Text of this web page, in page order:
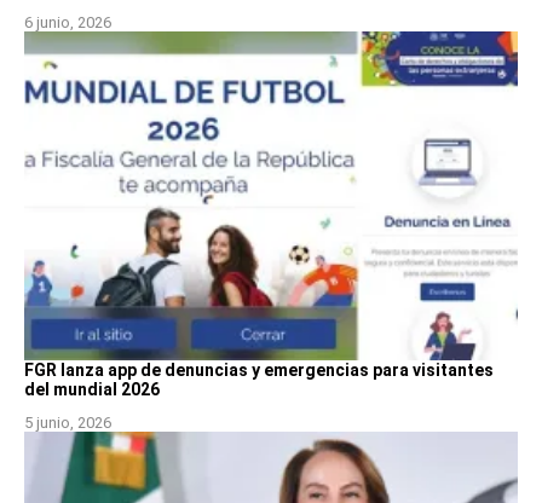
6 junio, 2026
FGR lanza app de denuncias y emergencias para visitantes
del mundial 2026
5 junio, 2026